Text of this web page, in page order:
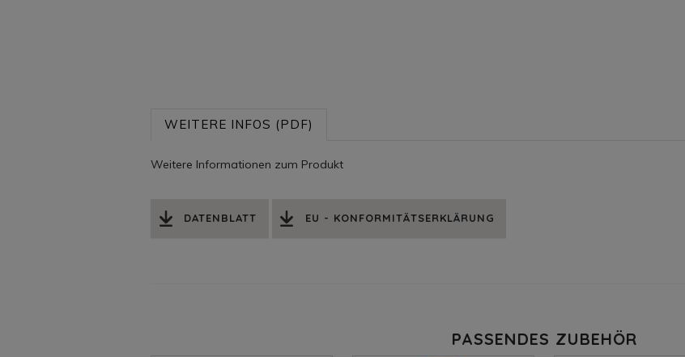
WEITERE INFOS (PDF)
Weitere Informationen zum Produkt
DATENBLATT EU - KONFORMITÄTSERKLÄRUNG
PASSENDES ZUBEHÖR